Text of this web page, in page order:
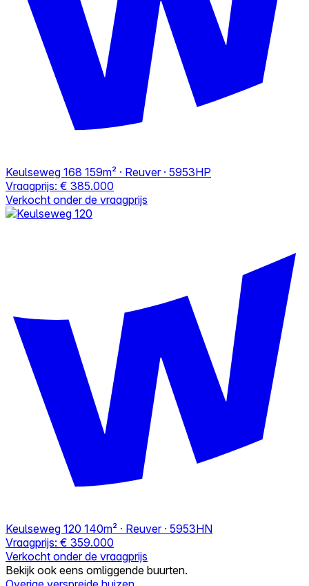
Keulseweg 168 159m² · Reuver · 5953HP
Vraagprijs: € 385.000
Verkocht onder de vraagprijs
Keulseweg 120 140m² · Reuver · 5953HN
Vraagprijs: € 359.000
Verkocht onder de vraagprijs
Bekijk ook eens omliggende buurten.